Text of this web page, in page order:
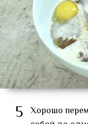
5 Хорошо